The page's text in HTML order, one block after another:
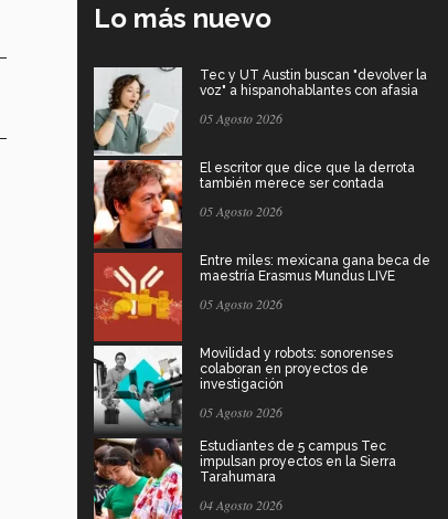
Lo más nuevo
Tec y UT Austin buscan "devolver la
voz" a hispanohablantes con afasia
05 Agosto 2026
El escritor que dice que la derrota
también merece ser contada
05 Agosto 2026
Entre miles: mexicana gana beca de
maestría Erasmus Mundus LIVE
05 Agosto 2026
Movilidad y robots: sonorenses
colaboran en proyectos de
investigación
05 Agosto 2026
Estudiantes de 5 campus Tec
impulsan proyectos en la Sierra
Tarahumara
04 Agosto 2026